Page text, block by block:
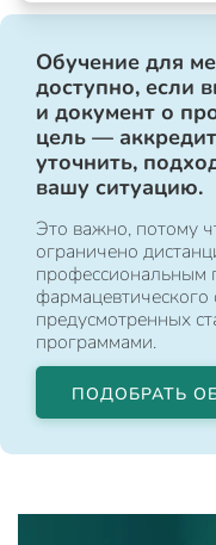
Обучение для
доступно, если
и документ о
цель —
уточнить,
вашу ситуацию.
Это важно, потому
ограничено
профессиональным
фармацевтического
предусмотренных
программами.
ПОДОБРАТЬ